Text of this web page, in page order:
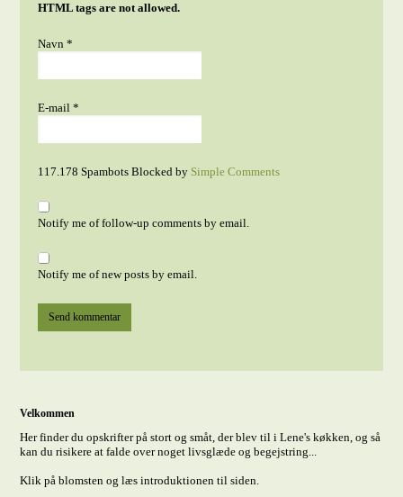
HTML tags are not allowed.
Navn*
E-mail*
117.178 Spambots Blocked by Simple Comments
Notify me of follow-up comments by email.
Notify me of new posts by email.
Velkommen
Her finder du opskrifter på stort og småt, der blev til i Lene's køkken, og så
kan du risikere at falde over noget livsglæde og begejstring...
Klik på blomsten og læs introduktionen til siden.